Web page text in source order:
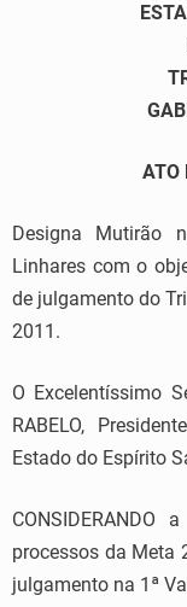
ATO
Designa Mutirão
Linhares com o
de julgamento do
2011.
O Excelentíssimo
RABELO,
Estado do Espírito
processos da Meta
julgamento na 1ª